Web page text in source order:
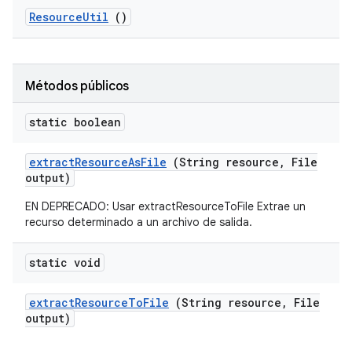
ResourceUtil ()
Métodos públicos
static boolean
extractResourceAsFile (String resource ,
File
output)
EN DEPRECADO: Usar extractResourceToFile Extrae un
recurso determinado a un archivo de salida.
static void
extractResourceToFile (String resource ,
File
output)